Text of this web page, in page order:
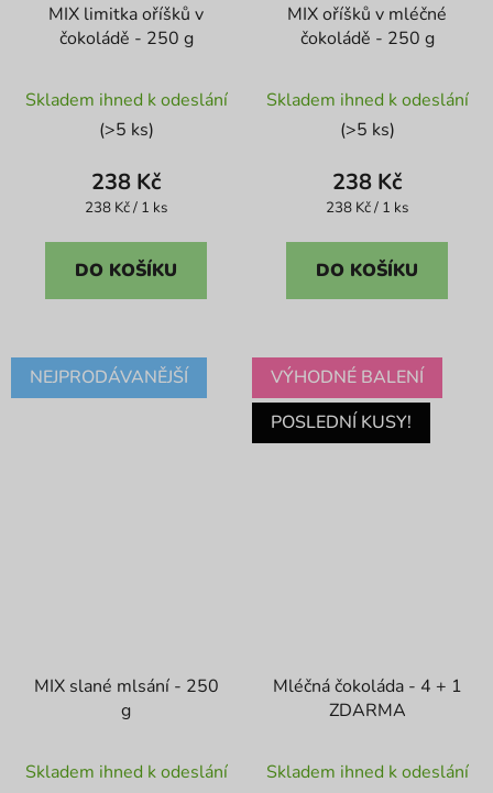
MIX limitka oříšků v
čokoládě - 250 g
Skladem ihned k odeslání
(>5 ks)
238 Kč
Měrná
238 Kč / 1 ks
DO KOŠÍKU
MIX oříšků v mléčné
čokoládě - 250 g
Skladem ihned k odeslání
(>5 ks)
238 Kč
Měrná
238 Kč / 1 ks
DO KOŠÍKU
NEJPRODÁVANĚJŠÍ
MIX slané mlsání - 250
g
hodnocení
Skladem ihned k odeslání
VÝHODNÉ BALENÍ
POSLEDNÍ KUSY!
Mléčná čokoláda - 4 + 1
ZDARMA
Skladem ihned k odeslání